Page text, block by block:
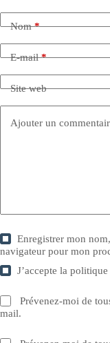
Nom*
E-mail*
Site web
Ajouter un
Enregistrer mon
navigateur pour mon
J’accepte lapolitique
Prévenez-moi de
mail.